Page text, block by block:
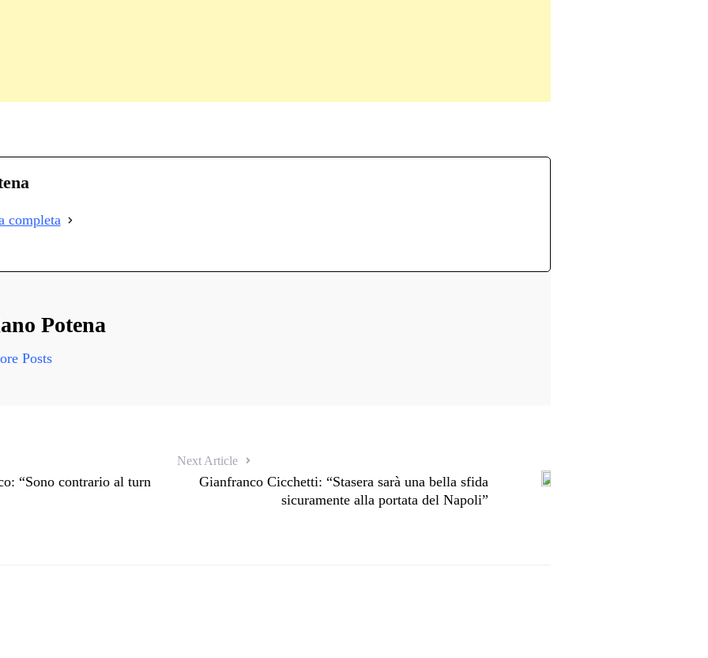
completa
Potena
Posts
“Sono contrario al turn
Next Article
Gianfranco Cicchetti: “Stasera sarà una bella sfida
sicuramente alla portata del Napoli”